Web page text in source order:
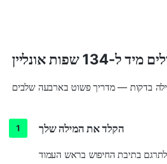
שפות אונליין
בדקות — מדריך פשוט בארבעה שלבים
הקלד את המילה שלך